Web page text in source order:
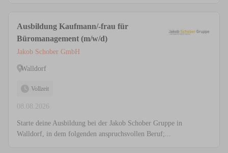
Ausbildung Kaufmann/-frau für
Büromanagement (m/w/d)
Jakob Schober GmbH
Walldorf
Vollzeit
08.08.2026
Starte deine Ausbildung bei der Jakob Schober Gruppe in
Walldorf, in dem folgenden anspruchsvollen Beruf;...